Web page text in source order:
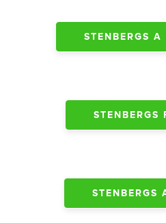
STENBERGS
STENBERGS
STENBERGS